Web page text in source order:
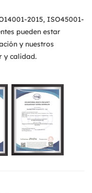
2015, ISO45001-
pueden estar
y nuestros
y calidad.